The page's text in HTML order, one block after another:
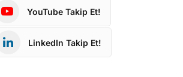
YouTube Takip Et!
LinkedIn Takip Et!